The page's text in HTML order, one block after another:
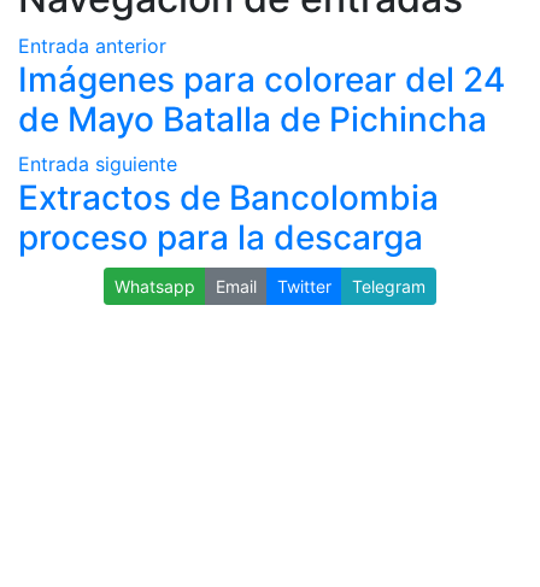
Entrada anterior
Imágenes para colorear del 24
de Mayo Batalla de Pichincha
Entrada siguiente
Extractos de Bancolombia
proceso para la descarga
Whatsapp Email Twitter Telegram